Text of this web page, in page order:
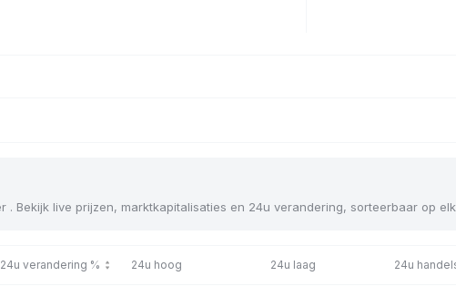
Bekijk live prijzen, marktkapitalisaties en 24u verandering, sorteerbaar op
24u verandering % 24u hoog 24u laag 24u